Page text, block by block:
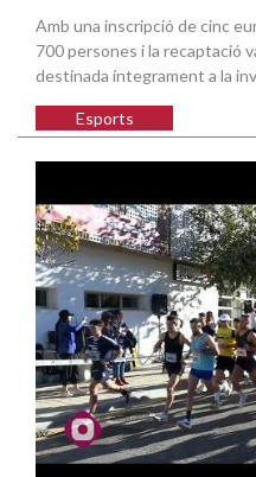
Amb una inscripció de cinc
700 persones i la recaptació
destinada íntegrament a la
Esports